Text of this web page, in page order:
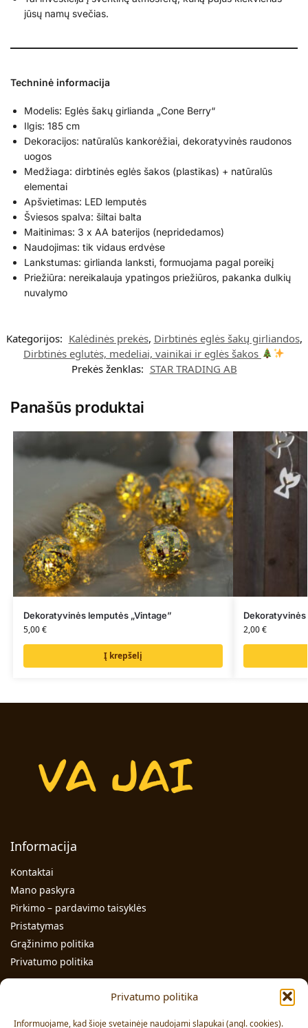
Privatumo politika
Informuojame, kad šioje svetainėje naudojami slapukai (angl. cookies).
jūsų namų svečias.
Techninė informacija
Modelis: Eglės šakų girlianda „Cone Berry“
Ilgis: 185 cm
Dekoracijos: natūralūs kankorėžiai, dekoratyvinės raudonos
uogos
Medžiaga: dirbtinės eglės šakos (plastikas) + natūralūs
elementai
Apšvietimas: LED lemputės
Šviesos spalva: šiltai balta
Maitinimas: 3 x AA baterijos (nepridedamos)
Naudojimas: tik vidaus erdvėse
Lankstumas: girlianda lanksti, formuojama pagal poreikį
Priežiūra: nereikalauja ypatingos priežiūros, pakanka dulkių
nuvalymo
Kategorijos: Kalėdinės prekės, Dirbtinės eglės šakų girliandos,
Dirbtinės eglutės, medeliai, vainikai ir eglės šakos
Prekės ženklas: STAR TRADING AB
Panašūs produktai
Dekoratyvinės lemputės „Vintage”
5,00€
Į krepšelį
Dekoratyvinės
2,00€
Informacija
Kontaktai
Mano paskyra
Pirkimo – pardavimo taisyklės
Pristatymas
Grąžinimo politika
Privatumo politika
Individualios veiklos pažymos Nr.: 991331